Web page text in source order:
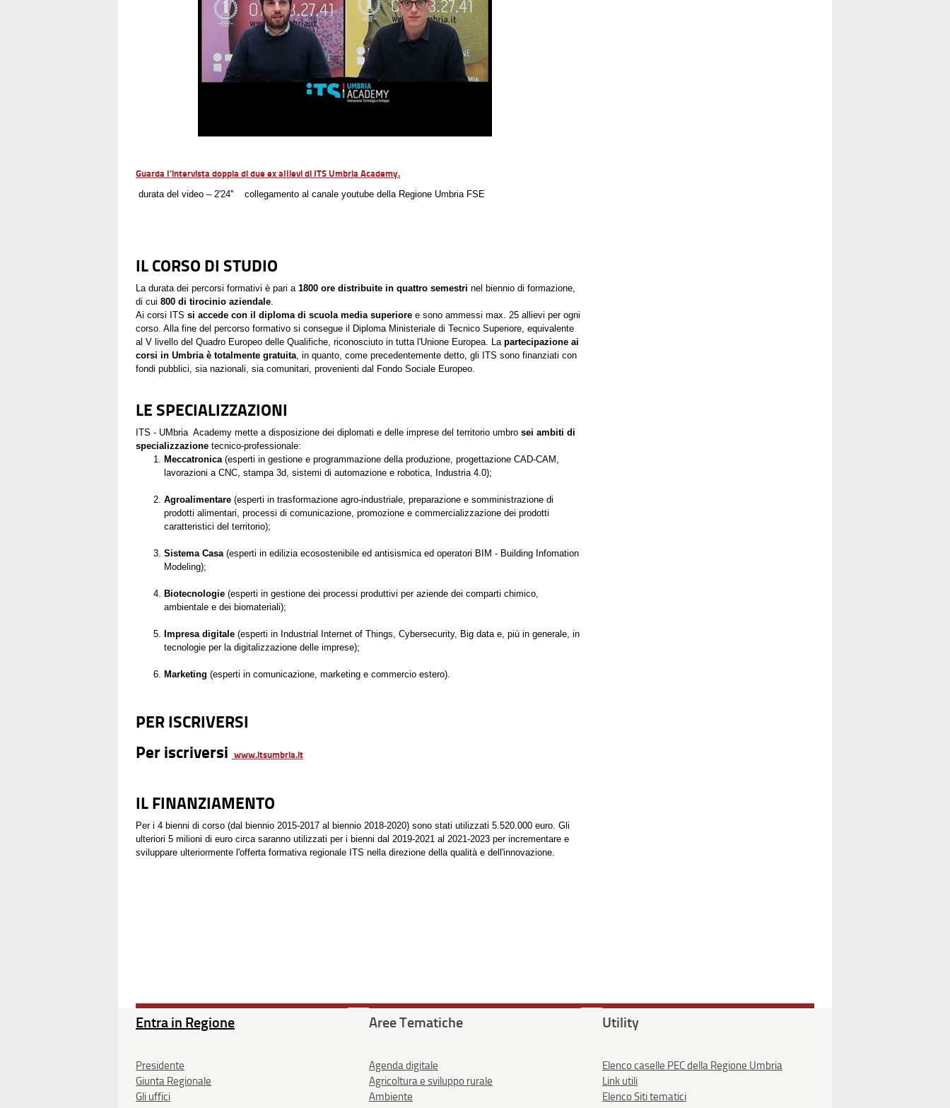
Guarda l'intervista doppia di due ex allievi di ITS Umbria Academy.
durata del video – 2'24'' collegamento al canale youtube della Regione Umbria FSE
IL CORSO DI STUDIO
La durata dei percorsi formativi è pari a 1800 ore distribuite in quattro semestri nel biennio di formazione,
di cui 800 di tirocinio aziendale
Ai corsi ITS si accede con il diploma di scuola media superiore e sono ammessi max. 25 allievi per ogni
corso. Alla fine del percorso formativo si consegue il Diploma Ministeriale di Tecnico Superiore, equivalente
al V livello del Quadro Europeo delle Qualifiche, riconosciuto in tutta l'Unione Europea. La partecipazione ai
corsi in Umbria è totalmente gratuita , in quanto, come precedentemente detto, gli ITS sono finanziati con
fondi pubblici, sia nazionali, sia comunitari, provenienti dal Fondo Sociale Europeo.
LE SPECIALIZZAZIONI
ITS - UMbria Academy mette a disposizione dei diplomati e delle imprese del territorio umbro sei ambiti di
specializzazione tecnico-professionale:
Meccatronica (esperti in gestione e programmazione della produzione, progettazione CAD-CAM,
lavorazioni a CNC, stampa 3d, sistemi di automazione e robotica, Industria 4.0);
Agroalimentare (esperti in trasformazione agro-industriale, preparazione e somministrazione di
prodotti alimentari, processi di comunicazione, promozione e commercializzazione dei prodotti
caratteristici del territorio);
Sistema Casa (esperti in edilizia ecosostenibile ed antisismica ed operatori BIM - Building Infomation
Modeling);
Biotecnologie (esperti in gestione dei processi produttivi per aziende dei comparti chimico,
ambientale e dei biomateriali);
Impresa digitale (esperti in Industrial Internet of Things, Cybersecurity, Big data e, più in generale, in
tecnologie per la digitalizzazione delle imprese);
Marketing (esperti in comunicazione, marketing e commercio estero).
PER ISCRIVERSI
Per iscriversi www.itsumbria.it
IL FINANZIAMENTO
Per i 4 bienni di corso (dal biennio 2015-2017 al biennio 2018-2020) sono stati utilizzati 5.520.000 euro. Gli
ulteriori 5 milioni di euro circa saranno utilizzati per i bienni dal 2019-2021 al 2021-2023 per incrementare e
sviluppare ulteriormente l'offerta formativa regionale ITS nella direzione della qualità e dell'innovazione.
Entra in Regione
Presidente
Giunta Regionale
Gli uffici
Aree Tematiche
Agenda digitale
Agricoltura e sviluppo rurale
Ambiente
Utility
Elenco caselle PEC della Regione Umbria
Link utili
Elenco Siti tematici